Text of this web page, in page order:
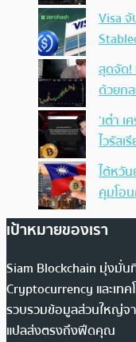
Visa
สุดจัด!
ด้วยก
‘เต๋า
ไวรัสเ
ไต้หวั
คุมโอ
เป้าหมายของเรา
Siam Blockchain มุ่งมั่น
Cryptocurrency และเท
รวบรวมข้อมูลส่วนใหญ่จา
แปลส่งตรงถึงฟีดคุณ